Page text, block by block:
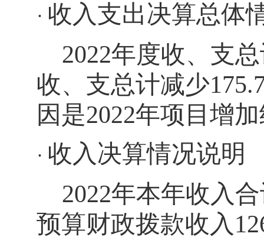
· 收入支出决算总体
2022年度收、支
收、支总计减少
因是2022年项目增
· 收入决算情况说明
2022年本年收入
预算财政拨款收入